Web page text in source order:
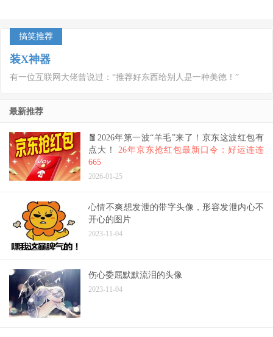
搞笑推荐
装X神器
有一位互联网大佬曾说过：“推荐好东西给别人是一种美德！”
最新推荐
🧧2026年第一波“羊毛”来了！京东这波红包有
点大！ 26年京东抢红包最新口令：好运连连
665
2026-01-25
心情不爽想发泄的带字头像，形容发泄内心不
开心的图片
2023-11-04
伤心委屈默默流泪的头像
2023-11-04